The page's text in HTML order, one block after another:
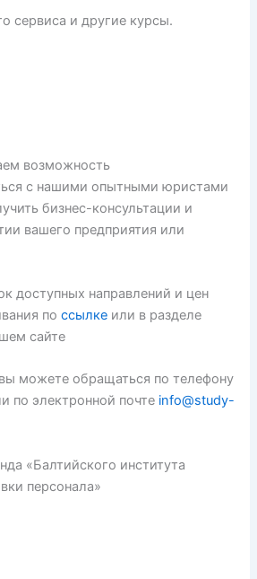
сервиса и другие курсы.
возможность
с нашими опытными юристами
бизнес-консультации и
вашего предприятия или
доступных направлений и цен
поссылке или в разделе
сайте
можете обращаться по телефону
по электронной почте info@study-
«Балтийского института
персонала»